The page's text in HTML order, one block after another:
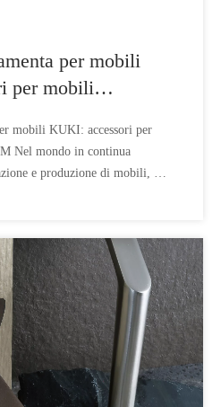
per mobili
per mobili
mobili KUKI: accessori per
Nel mondo in continua
e produzione di mobili, il
nella fornitura di prodotti
Manufact)